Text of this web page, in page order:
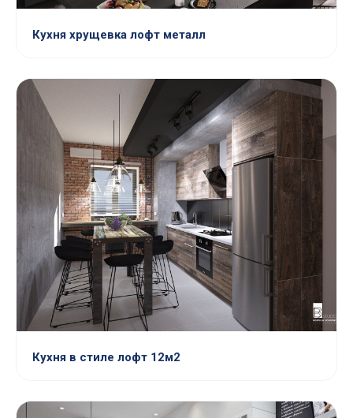
Кухня хрущевка лофт металл
Кухня в стиле лофт 12м2